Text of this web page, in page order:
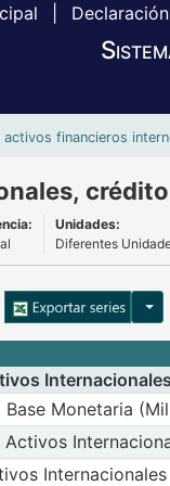
financieros
Unidades:
Diferentes
para exportar
todas las series
Mostrar metadatos de la serie (A)
series
Base Monetaria
Mostrar gráfica de
Base Monetaria
Mostrar metadatos de la serie
series
Activos Mostrar gráfica
Activos
Mostrar metadatos de la serie
seriesMostrar gráfica